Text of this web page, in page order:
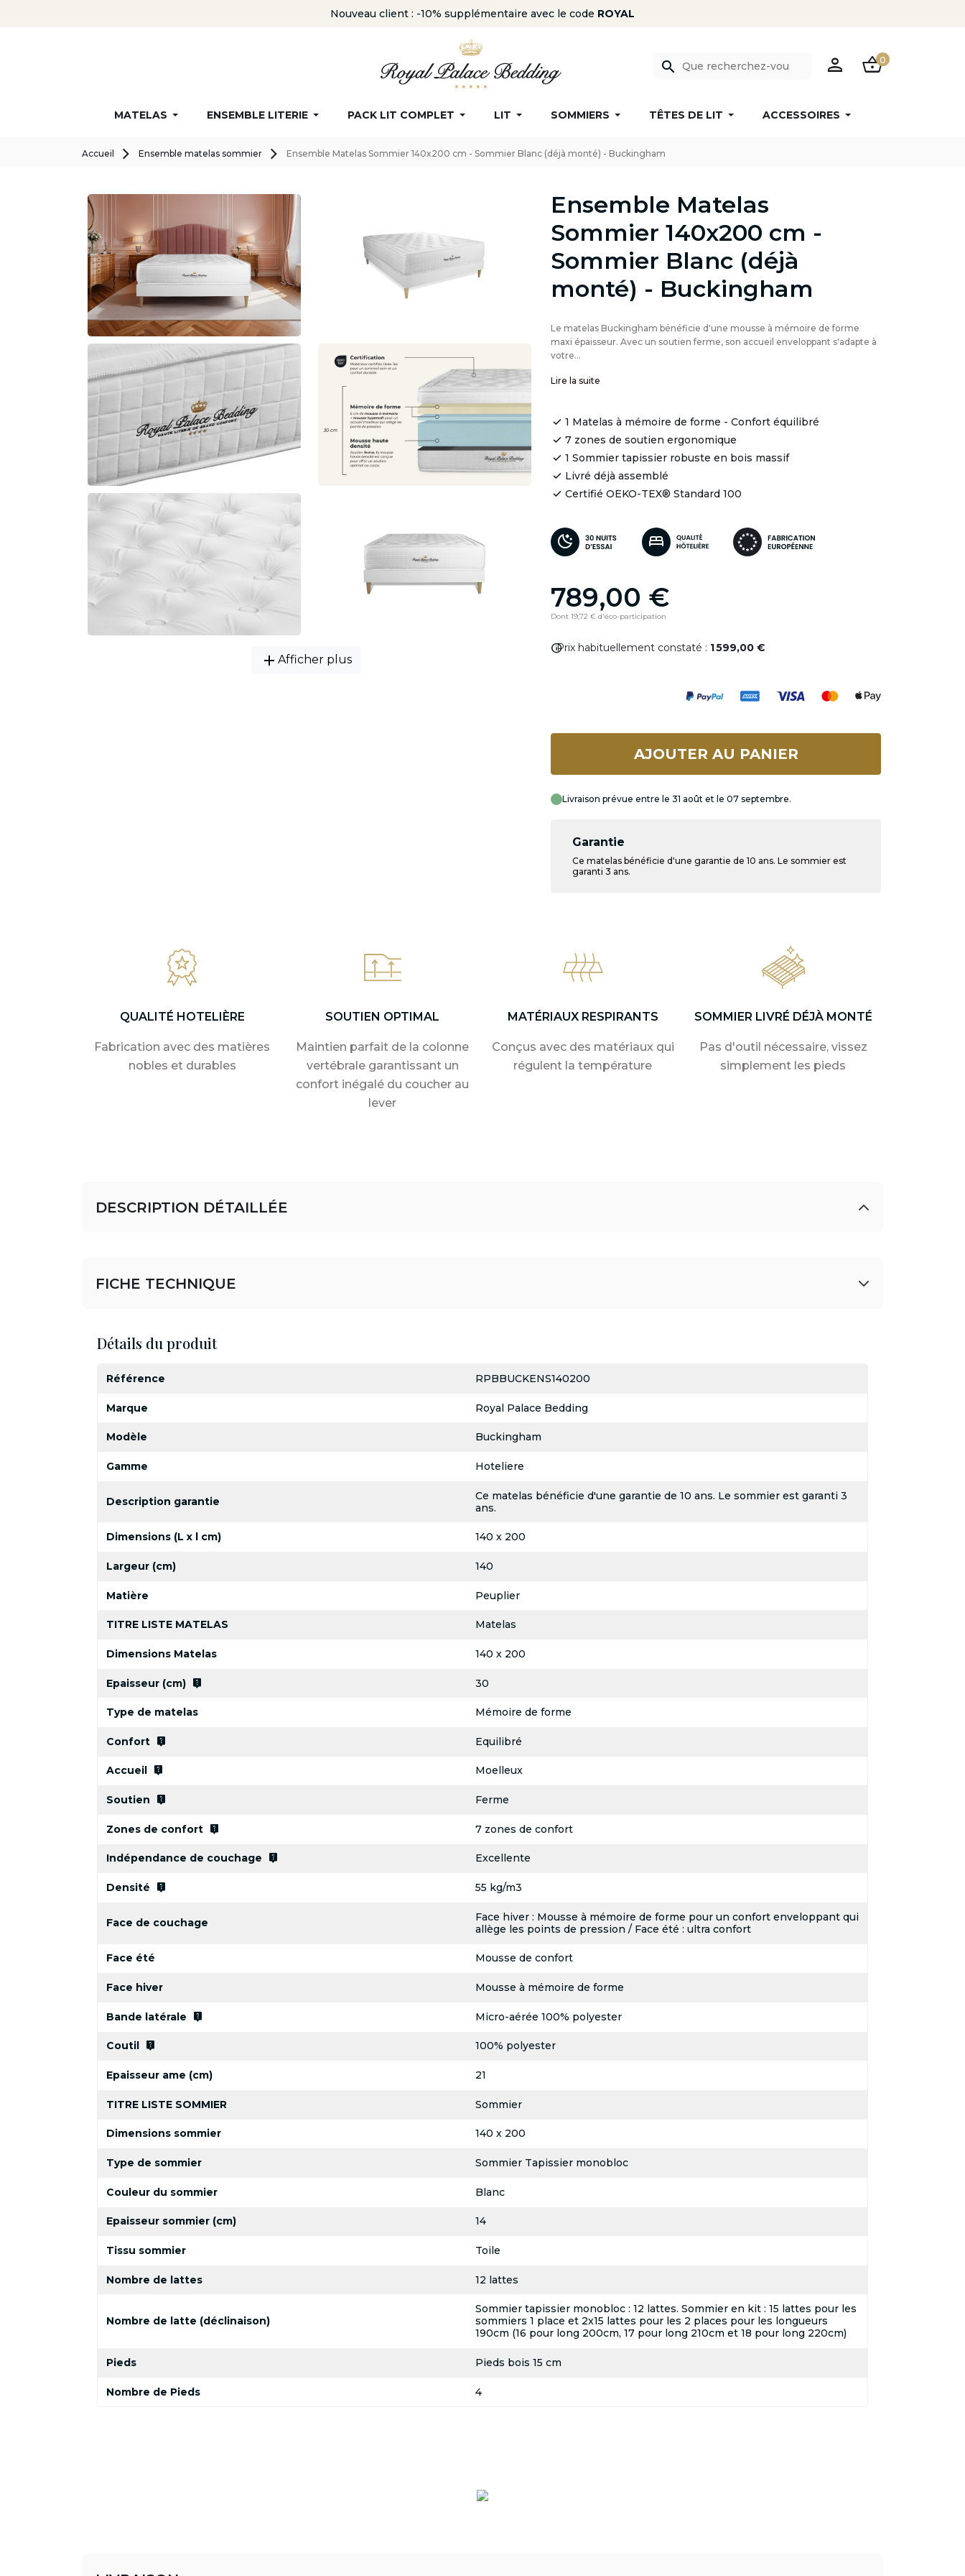
Nouveau client : -10% supplémentaire avec le code ROYAL
search PERSON SHOPPING_BASKET0
MATELAS ENSEMBLE LITERIE PACK LIT COMPLET LIT SOMMIERS TÊTES DE LIT ACCESSOIRES
Accueil Ensemble matelas sommier Ensemble Matelas Sommier 140x200 cm - Sommier Blanc (déjà monté) - Buckingham
add Afficher plus
Ensemble Matelas
Sommier 140x200 cm -
Sommier Blanc (déjà
monté) - Buckingham
Le matelas Buckingham bénéficie d'une mousse à mémoire de forme
maxi épaisseur. Avec un soutien ferme, son accueil enveloppant s'adapte à
votre...
Lire la suite
1 Matelas à mémoire de forme - Confort équilibré
7 zones de soutien ergonomique
1 Sommier tapissier robuste en bois massif
Livré déjà assemblé
Certifié OEKO-TEX® Standard 100
789,00 €
Dont 19,72 € d'éco-participation
infoPrix habituellement constaté : 1 599,00 €
AJOUTER AU PANIER
Livraison prévue entre le 31 août et le 07 septembre.
Garantie
Ce matelas bénéficie d'une garantie de 10 ans. Le sommier est
garanti 3 ans.
QUALITÉ HOTELIÈRE
Fabrication avec des matières
nobles et durables
SOUTIEN OPTIMAL
Maintien parfait de la colonne
vertébrale garantissant un
confort inégalé du coucher au
lever
MATÉRIAUX RESPIRANTS
Conçus avec des matériaux qui
régulent la température
SOMMIER LIVRÉ DÉJÀ MONTÉ
Pas d'outil nécessaire, vissez
simplement les pieds
DESCRIPTION DÉTAILLÉE
FICHE TECHNIQUE
Détails du produit
Référence RPBBUCKENS140200
Marque Royal Palace Bedding
Modèle Buckingham
Gamme Hoteliere
Description garantie
Ce matelas bénéficie d'une garantie de 10 ans. Le sommier est garanti 3
ans.
Dimensions (L x l cm) 140 x 200
Largeur (cm) 140
Matière Peuplier
TITRE LISTE MATELAS Matelas
Dimensions Matelas 140 x 200
Epaisseur (cm) live_help 30
Type de matelas Mémoire de forme
Confort live_help Equilibré
Accueil live_help Moelleux
Soutien live_help Ferme
Zones de confort live_help 7 zones de confort
Indépendance de couchage live_help Excellente
Densité live_help 55 kg/m3
Face de couchage
Face hiver : Mousse à mémoire de forme pour un confort enveloppant qui
allège les points de pression / Face été : ultra confort
Face été Mousse de confort
Face hiver Mousse à mémoire de forme
Bande latérale live_help Micro-aérée 100% polyester
Coutil live_help 100% polyester
Epaisseur ame (cm) 21
TITRE LISTE SOMMIER Sommier
Dimensions sommier 140 x 200
Type de sommier Sommier Tapissier monobloc
Couleur du sommier Blanc
Epaisseur sommier (cm) 14
Tissu sommier Toile
Nombre de lattes 12 lattes
Nombre de latte (déclinaison)
Sommier tapissier monobloc : 12 lattes. Sommier en kit : 15 lattes pour les
sommiers 1 place et 2x15 lattes pour les 2 places pour les longueurs
190cm (16 pour long 200cm, 17 pour long 210cm et 18 pour long 220cm)
Pieds Pieds bois 15 cm
Nombre de Pieds 4